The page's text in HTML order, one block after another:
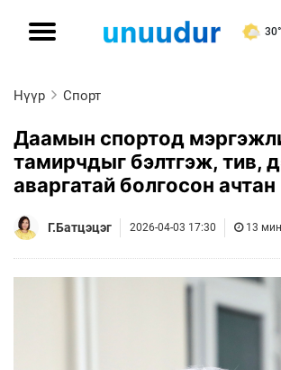
Нүүр Спорт
Даамын спортод
тамирчдыг бэлтгэж, тив,
аваргатай болгосон ачтан
Г.Батцэцэг 2026-04-03 17:30 13